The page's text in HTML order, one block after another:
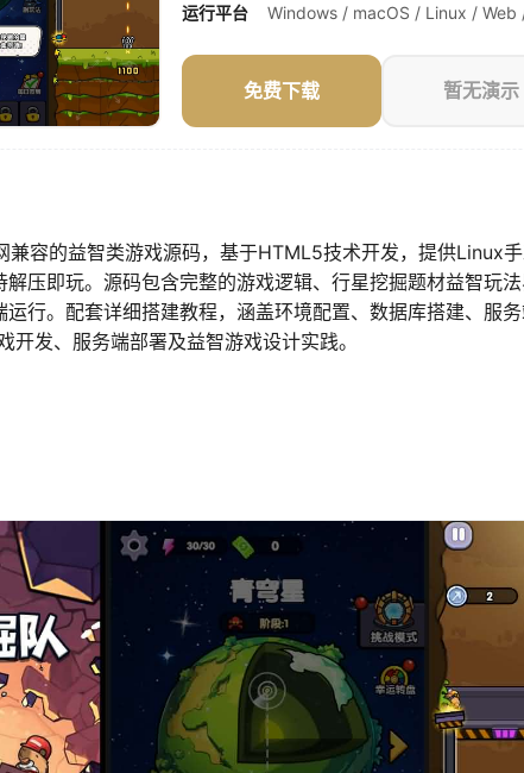
运行平台 Windows / macOS / Linux / Web
免费下载 暂无演示
兼容的益智类游戏源码，基于HTML5技术开发，提供Linux
压即玩。源码包含完整的游戏逻辑、行星挖掘题材益智玩
行。配套详细搭建教程，涵盖环境配置、数据库搭建、服
开发、服务端部署及益智游戏设计实践。